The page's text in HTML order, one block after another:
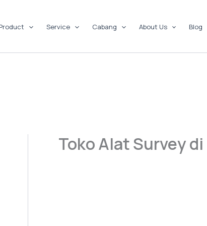
Service Cabang About Us Blog
Toko Alat Survey